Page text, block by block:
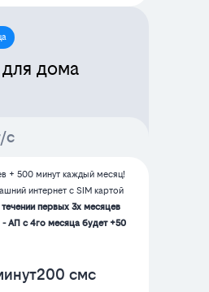
дома
с
+ 500 минут каждый месяц!
интернет с SIM картой
течении первых 3х месяцев
- АП с 4го месяца будет +50
200 смс